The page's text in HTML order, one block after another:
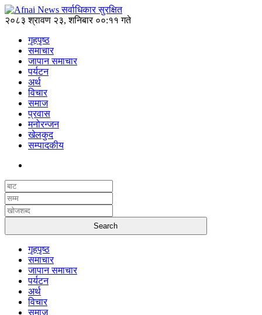
२०८३ श्रावण २३, शनिबार ००:११ गते
गृहपृष्ठ
समाचार
जापान समाचार
पर्यटन
अर्थ
विचार
समाज
प्रवास
मनोरन्जन
खेलकुद
सम्पादकीय
गृहपृष्ठ
समाचार
जापान समाचार
पर्यटन
अर्थ
विचार
समाज